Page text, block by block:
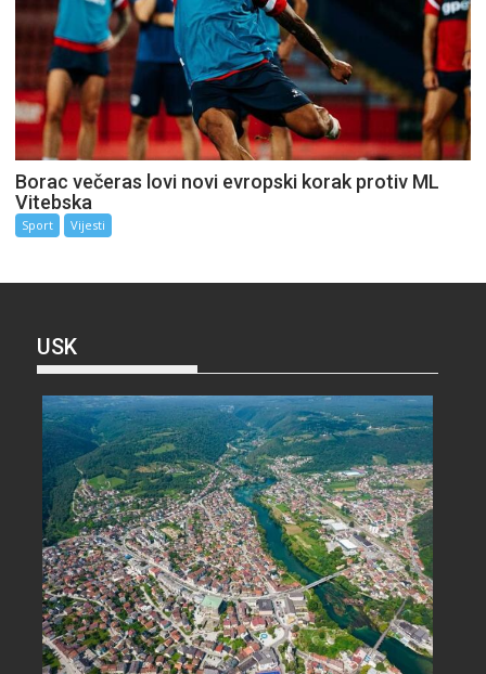
Borac večeras lovi novi evropski korak protiv ML
Vitebska
Sport Vijesti
USK